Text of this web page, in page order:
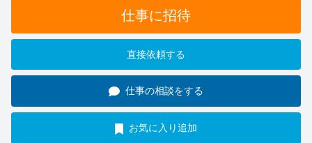
仕事に招待
直接依頼する
仕事の相談をする
お気に入り追加